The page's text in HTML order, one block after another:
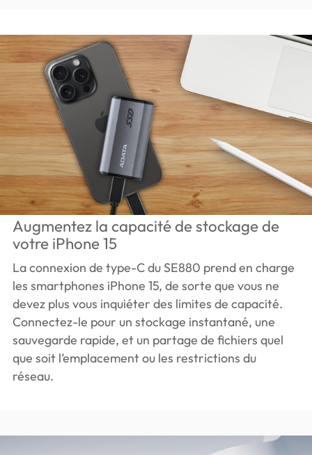
Augmentez la capacité de stockage de
votre iPhone 15
La connexion de type-C du SE880 prend en charge
les smartphones iPhone 15, de sorte que vous ne
devez plus vous inquiéter des limites de capacité.
Connectez-le pour un stockage instantané, une
sauvegarde rapide, et un partage de fichiers quel
que soit l’emplacement ou les restrictions du
réseau.